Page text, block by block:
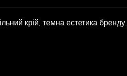
крій, темна естетика бренду.